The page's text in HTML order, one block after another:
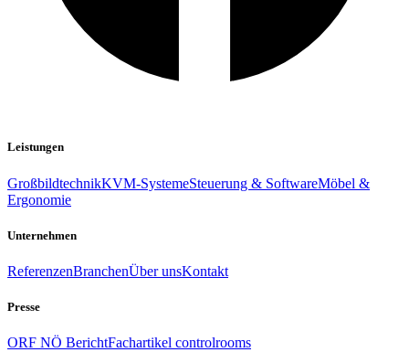
Leistungen
GroßbildtechnikKVM-SystemeSteuerung & SoftwareMöbel &
Ergonomie
Unternehmen
ReferenzenBranchenÜber unsKontakt
Presse
ORF NÖ BerichtFachartikel controlrooms